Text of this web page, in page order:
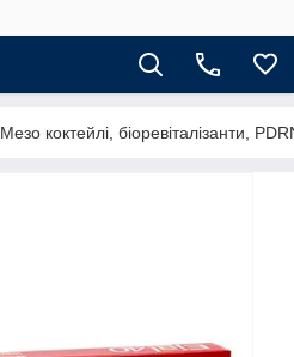
Мезо коктейлі, біоревіталізанти,